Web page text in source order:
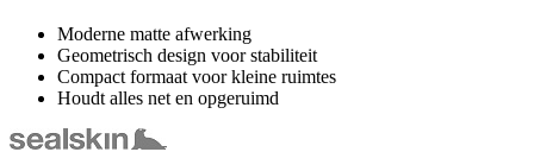
Moderne matte afwerking
Geometrisch design voor stabiliteit
Compact formaat voor kleine ruimtes
Houdt alles net en opgeruimd